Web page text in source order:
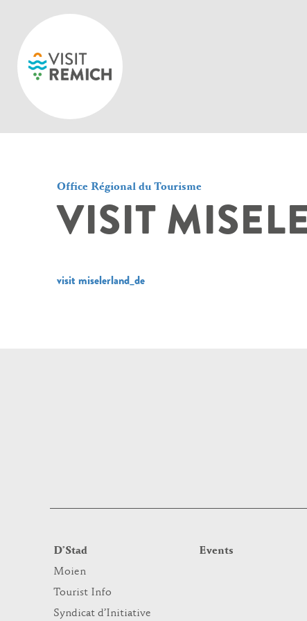
Office Régional du Tourisme
VISIT
visit miselerland_de
D’Stad
Moien
Tourist Info
Syndicat d’Initiative
Events